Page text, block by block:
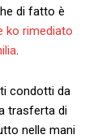
di fatto è
ko rimediato
.
condotti da
trasferta di
nelle mani